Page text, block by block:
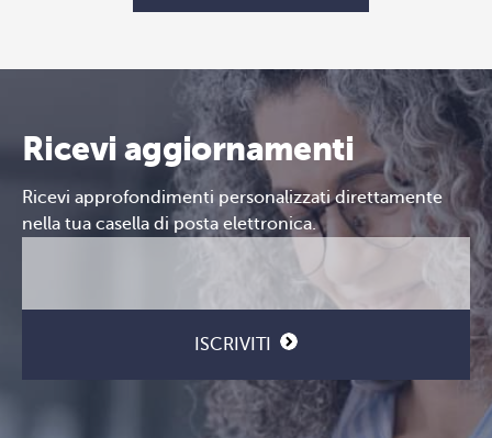
Ricevi aggiornamenti
Ricevi approfondimenti personalizzati direttamente
nella tua casella di posta elettronica.
ISCRIVITI